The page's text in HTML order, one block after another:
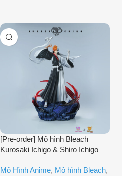
[Pre-order] Mô hình Bleach
Kurosaki Ichigo & Shiro Ichigo
Studio
Mô Hình Anime, Mô hình Bleach,